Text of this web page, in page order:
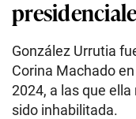
González Urrutia
Corina Machado
2024, a las que
sido inhabilitada.